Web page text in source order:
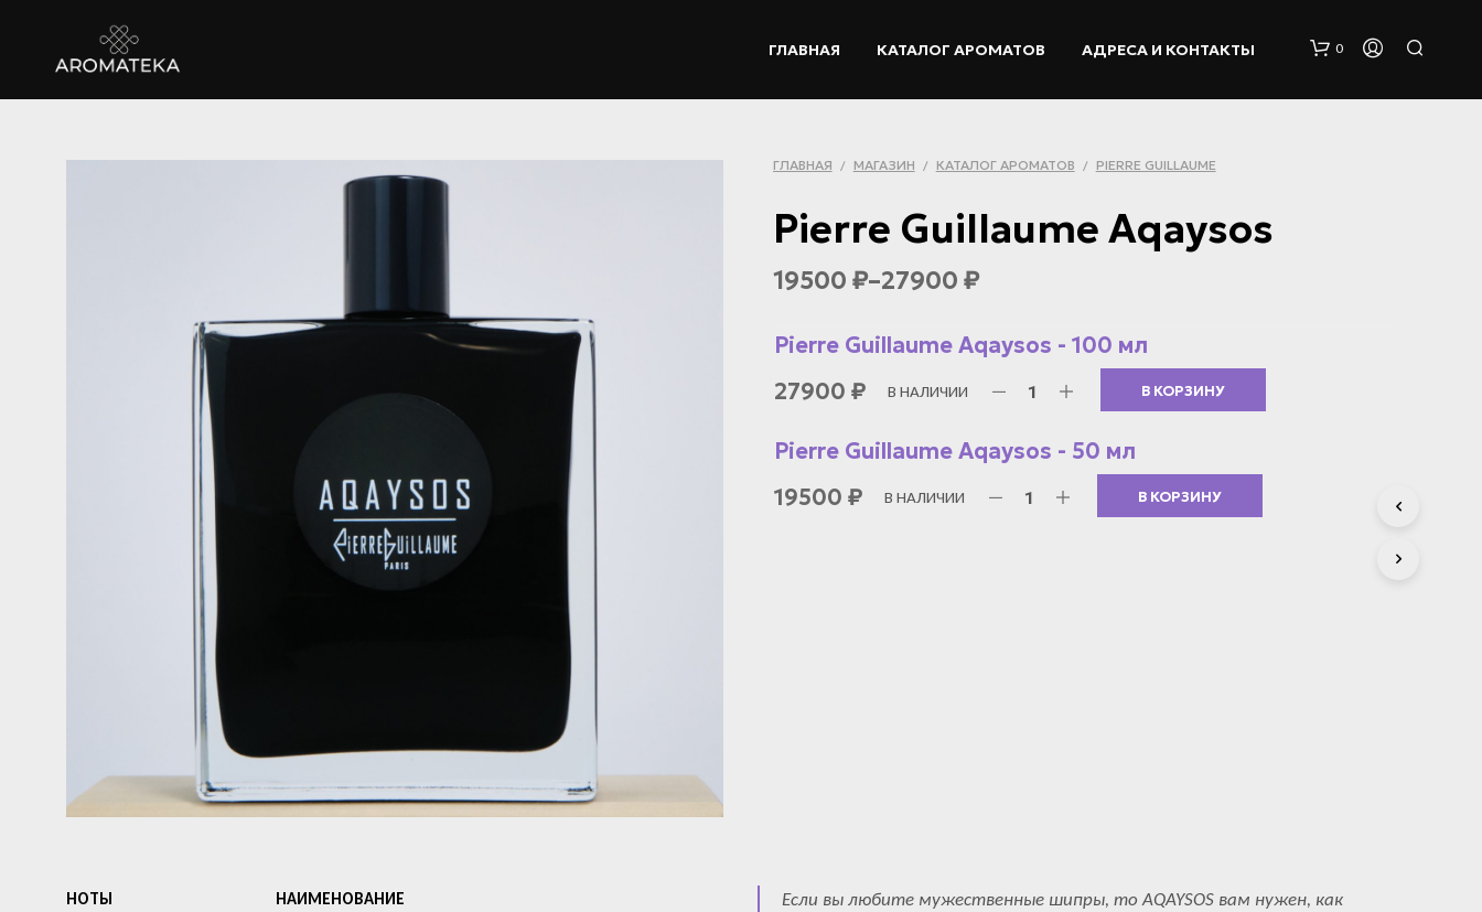
ГЛАВНАЯ КАТАЛОГ АРОМАТОВ АДРЕСА И КОНТАКТЫ 0
ГЛАВНАЯ / МАГАЗИН / КАТАЛОГ АРОМАТОВ / PIERRE GUILLAUME
Pierre Guillaume Aqaysos
19500 ₽–27900 ₽
Pierre Guillaume Aqaysos - 100 мл
27900 ₽ В НАЛИЧИИ В КОРЗИНУ
Pierre Guillaume Aqaysos - 50 мл
19500 ₽ В НАЛИЧИИ В КОРЗИНУ
НОТЫ
HАИМЕНОВАНИЕ
Если вы любите мужественные шипры, то AQAYSOS вам нужен, как